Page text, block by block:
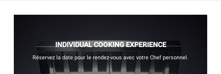
INDIVIDUAL COOKING EXPERIENCE
Réservez la date pour le rendez-vous avec votre Chef personnel.